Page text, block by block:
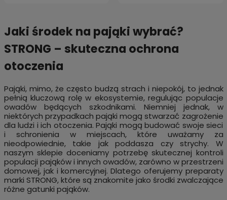
Jaki środek na pająki wybrać?
STRONG – skuteczna ochrona
otoczenia
Pająki, mimo, że często budzą strach i niepokój, to jednak
pełnią kluczową rolę w ekosystemie, regulując populacje
owadów będących szkodnikami. Niemniej jednak, w
niektórych przypadkach pająki mogą stwarzać zagrożenie
dla ludzi i ich otoczenia. Pająki mogą budować swoje sieci
i schronienia w miejscach, które uważamy za
nieodpowiednie, takie jak poddasza czy strychy. W
naszym sklepie doceniamy potrzebę skutecznej kontroli
populacji pająków i innych owadów, zarówno w przestrzeni
domowej, jak i komercyjnej. Dlatego oferujemy preparaty
marki STRONG, które są znakomite jako środki zwalczające
różne gatunki pająków.